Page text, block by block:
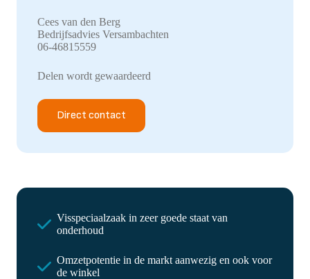
Cees van den Berg
Bedrijfsadvies Versambachten
06-46815559
Delen wordt gewaardeerd
Direct contact
Visspeciaalzaak in zeer goede staat van
onderhoud
Omzetpotentie in de markt aanwezig en ook voor
de winkel